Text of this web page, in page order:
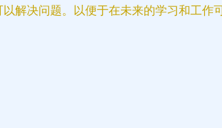
解决问题。以便于在未来的学习和工作